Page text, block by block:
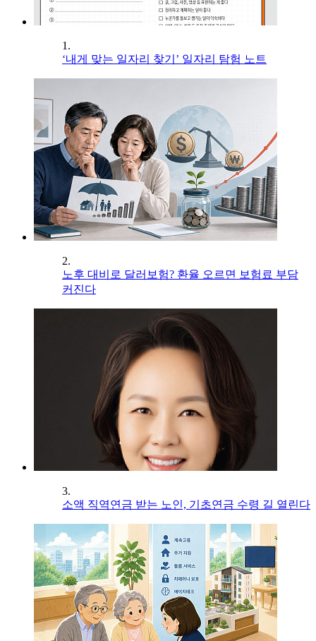
1.
‘내게 맞는 일자리 찾기’ 일자리 탐험 노트
2.
노후 대비로 달러보험? 환율 오르면 보험료 부담
커진다
3.
소액 직역연금 받는 노인, 기초연금 수령 길 열린다